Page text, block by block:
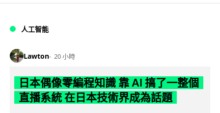
人工智能
Lawton 20 小時
日本偶像零編程知識 靠 AI 搞了一整個
直播系統 在日本技術界成為話題